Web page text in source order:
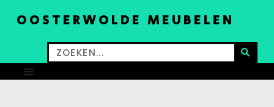
OOSTERWOLDE MEUBELEN